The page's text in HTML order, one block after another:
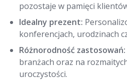
pozostaje w pamięci
Idealny prezent:
konferencjach, urodzinach
Różnorodność zastosowań:
branżach oraz na
uroczystości.